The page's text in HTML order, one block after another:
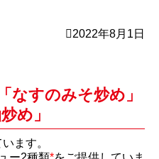
2022年8月1日
なすのみそ炒め」
め」
ます。